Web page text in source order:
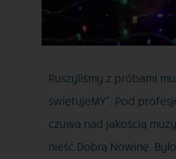
Ruszyliśmy z próbami
świętujeMY”. Pod
czuwa nad jakością
nieść Dobrą Nowinę.